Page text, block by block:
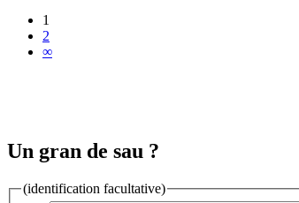
1
2
∞
Un gran de sau ?
(identification facultative)